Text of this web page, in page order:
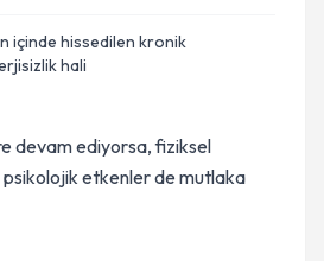
içinde hissedilen kronik
hali
devam ediyorsa, fiziksel
psikolojik etkenler de mutlaka